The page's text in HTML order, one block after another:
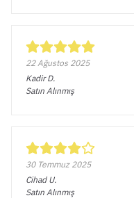
22 Ağustos 2025
Kadir D.
Satın Alınmış
30 Temmuz 2025
Cihad U.
Satın Alınmış